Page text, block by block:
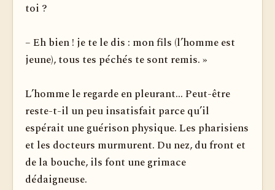
toi ?
– Eh bien ! je te le dis : mon fils (l’homme est
jeune), tous tes péchés te sont remis. »
L’homme le regarde en pleurant... Peut-être
reste-t-il un peu insatisfait parce qu’il
espérait une guérison physique. Les pharisiens
et les docteurs murmurent. Du nez, du front et
de la bouche, ils font une grimace
dédaigneuse.